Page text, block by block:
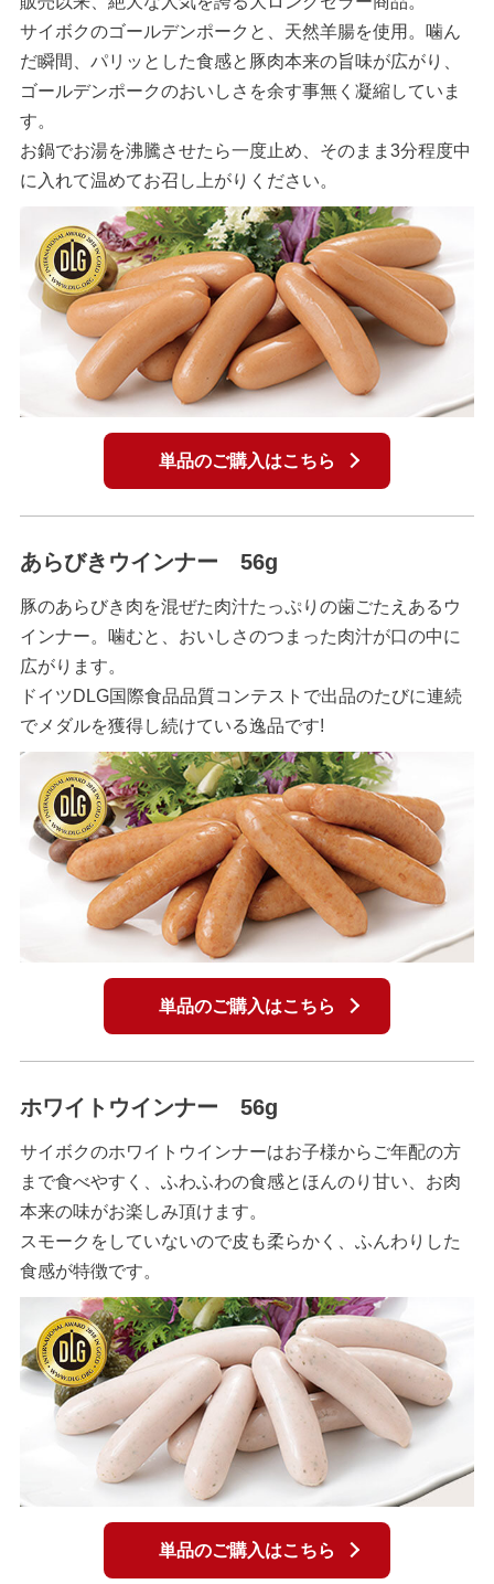
サイボクのゴールデンポークと、天然羊腸を使用。噛ん
だ瞬間、パリッとした食感と豚肉本来の旨味が広がり、
ゴールデンポークのおいしさを余す事無く凝縮していま
す。
お鍋でお湯を沸騰させたら一度止め、そのまま3分程度中
に入れて温めてお召し上がりください。
単品のご購入はこちら
あらびきウインナー 56g
豚のあらびき肉を混ぜた肉汁たっぷりの歯ごたえあるウ
インナー。噛むと、おいしさのつまった肉汁が口の中に
広がります。
ドイツDLG国際食品品質コンテストで出品のたびに連続
でメダルを獲得し続けている逸品です!
単品のご購入はこちら
ホワイトウインナー 56g
サイボクのホワイトウインナーはお子様からご年配の方
まで食べやすく、ふわふわの食感とほんのり甘い、お肉
本来の味がお楽しみ頂けます。
スモークをしていないので皮も柔らかく、ふんわりした
食感が特徴です。
単品のご購入はこちら